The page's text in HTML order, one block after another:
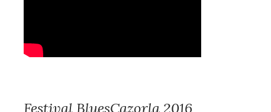
Festival BluesCazorla 2016